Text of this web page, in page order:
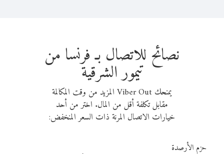
نصائح للاتصال بـ فرنسا من
تيمور الشرقية
يمنحك Viber Out المزيد من وقت المكالمة
مقابل تكلفة أقل من المال. اختر من أحد
خيارات الاتصال المرنة ذات السعر المنخفض:
حزم الأرصدة